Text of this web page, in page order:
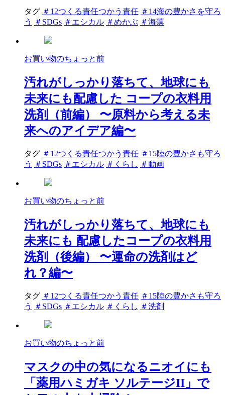
タグ ＃12つくる責任つかう責任 ＃14海の豊かさを守ろ
う
＃SDGs ＃エシカル ＃めかぶ ＃海藻
お買い物のちょっと前
汚れがしっかり落ちて、地球にも
未来にも配慮した コープの衣料用
洗剤（前編） 〜原料から考える未
来へのアイデア編〜
タグ ＃12つくる責任つかう責任 ＃15陸の豊かさも守ろ
う
＃SDGs ＃エシカル ＃くらし ＃動画
お買い物のちょっと前
汚れがしっかり落ちて、地球にも
未来にも 配慮したコープの衣料用
洗剤（後編） 〜運命の洗剤はど
れ？編〜
タグ ＃12つくる責任つかう責任 ＃15陸の豊かさも守ろ
う
＃SDGs ＃エシカル ＃くらし ＃洗剤
お買い物のちょっと前
マスクの中の気になるニオイにも
「薬用ハミガキ ソルテージII」で